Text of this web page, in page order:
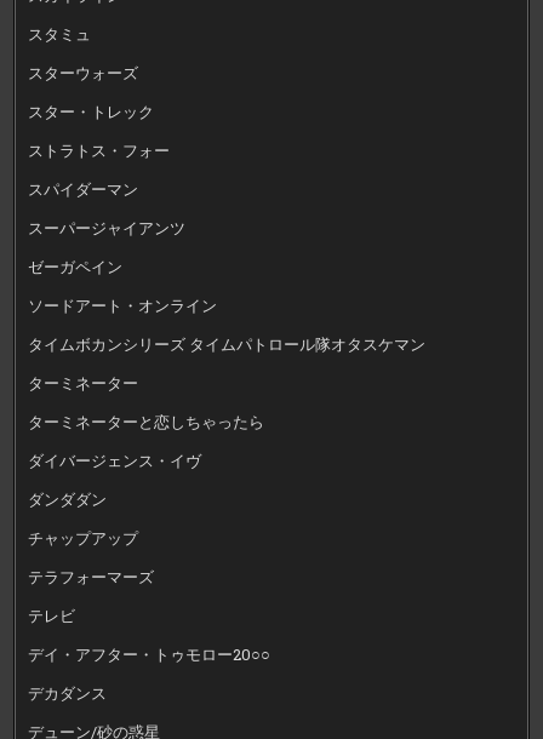
スタミュ
スターウォーズ
スター・トレック
ストラトス・フォー
スパイダーマン
スーパージャイアンツ
ゼーガペイン
ソードアート・オンライン
タイムボカンシリーズ タイムパトロール隊オタスケマン
ターミネーター
ターミネーターと恋しちゃったら
ダイバージェンス・イヴ
ダンダダン
チャップアップ
テラフォーマーズ
テレビ
デイ・アフター・トゥモロー20○○
デカダンス
デューン/砂の惑星